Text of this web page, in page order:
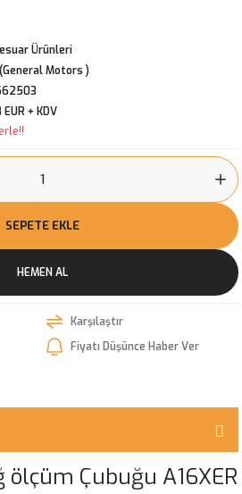
Ürünleri
Motors )
EUR + KDV
SEPETE EKLE
HEMEN AL
Karşılaştır
Fiyatı Düşünce Haber Ver
ölçüm Çubuğu A16XER